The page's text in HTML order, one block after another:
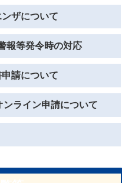
ザについて
報等発令時の対応
請について
ンライン申請について